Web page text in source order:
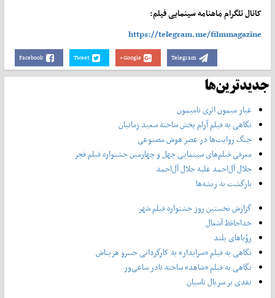
کانال تلگرام ماهنامه سینمایی فیلم:
https://telegram.me/filmmagazine
Facebook Tweet Google+ Telegram
جدیدترین‌ها
غبار میمون اثری نامیمون
نگاهی به فیلم آرام بخش ساخته سعید زمانیان
جنگ روایت‌ها در عصر هوش مصنوعی
معرفی فیلم‌های سینمایی چهل‌ و چهارمین جشنواره فیلم فجر
جلال آل‌احمد علیه جلال آل‌‌احمد
بازگشت به ریشه‌ها
گزارش نخستین روز جشنواره فیلم شهر
خداحافظ آشغال
رؤیاهای بلند
نگاهی به فیلم «سرایدار» به کارگردانی خسرو هریتاش
نگاهی به فیلم «شاهد» ساخته نادر ساعی‌ور
نقدی بر سریال تاسیان